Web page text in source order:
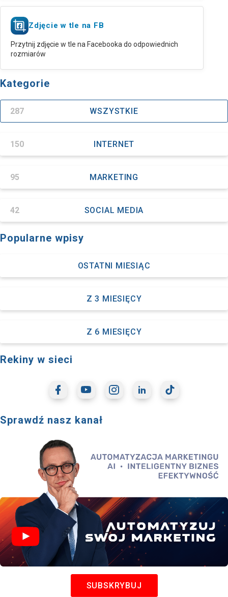
Zdjęcie w tle na FB
Przytnij zdjęcie w tle na Facebooka do odpowiednich
rozmiarów
Kategorie
WSZYSTKIE
287
INTERNET
150
MARKETING
95
SOCIAL MEDIA
42
Popularne wpisy
OSTATNI MIESIĄC
Z 3 MIESIĘCY
Z 6 MIESIĘCY
Rekiny w sieci
Sprawdź nasz kanał
SUBSKRYBUJ